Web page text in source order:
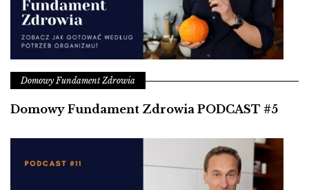
Domowy Fundament Zdrowia
Domowy Fundament Zdrowia PODCAST #5